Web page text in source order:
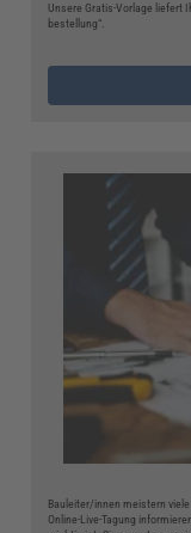
Unsere Gratis-Vorlage liefert
bestellung“.
Bauleiter/innen meistern
Online-Live-Tagung